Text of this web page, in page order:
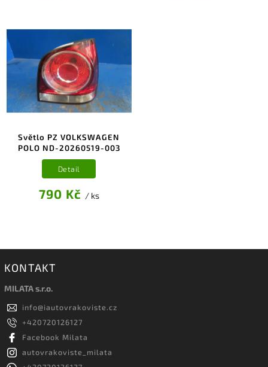
Světlo PZ VOLKSWAGEN
POLO ND-20260519-003
790 Kč / ks
Detail
KONTAKT
MILATA s.r.o.
info@iautovrakoviste.cz
+420720126127
Facebook Milata
autovrakoviste_milata